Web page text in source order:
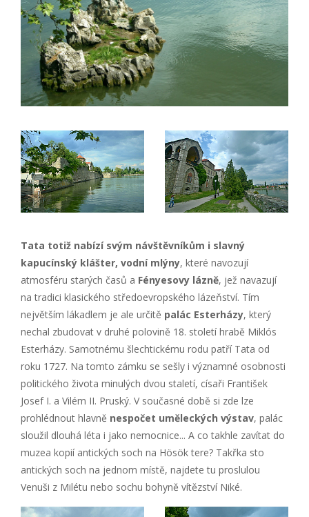
Tata totiž nabízí svým návštěvníkům i slavný
kapucínský klášter, vodní mlýny, které navozují
atmosféru starých časů a Fényesovy lázně, jež navazují
na tradici klasického středoevropského lázeňství. Tím
největším lákadlem je ale určitě palác Esterházy, který
nechal zbudovat v druhé polovině 18. století hrabě Miklós
Esterházy. Samotnému šlechtickému rodu patří Tata od
roku 1727. Na tomto zámku se sešly i významné osobnosti
politického života minulých dvou staletí, císaři František
Josef I. a Vilém II. Pruský. V současné době si zde lze
prohlédnout hlavně nespočet uměleckých výstav, palác
sloužil dlouhá léta i jako nemocnice... A co takhle zavítat do
muzea kopií antických soch na Hösök tere? Takřka sto
antických soch na jednom místě, najdete tu proslulou
Venuši z Milétu nebo sochu bohyně vítězství Niké.